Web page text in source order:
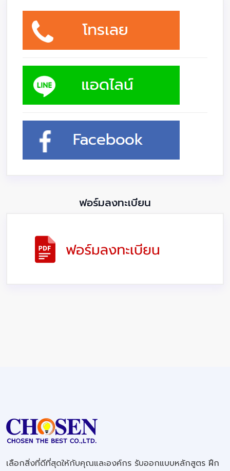
ฟอร์มลงทะเบียน
เลือกสิ่งที่ดีที่สุดให้กับคุณและองค์กร รับออกแบบหลักสูตร ฝึก